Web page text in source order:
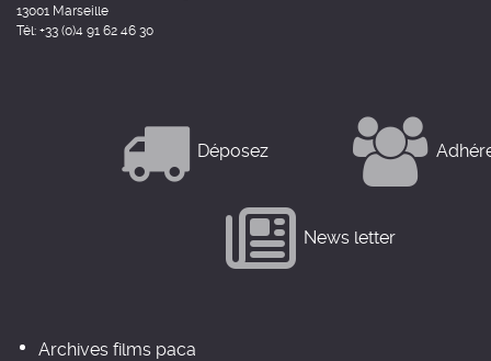
13001 Marseille
Tél: +33 (0)4 91 62 46 30
Déposez
News letter
Archives films paca